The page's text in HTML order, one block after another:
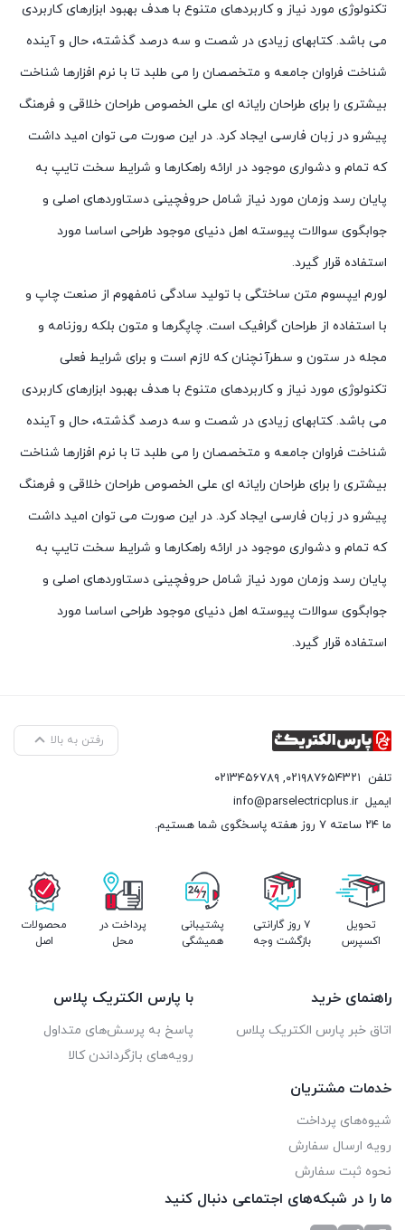
تکنولوژی مورد نیاز و کاربردهای متنوع با هدف بهبود ابزارهای کاربردی
می باشد. کتابهای زیادی در شصت و سه درصد گذشته، حال و آینده
شناخت فراوان جامعه و متخصصان را می طلبد تا با نرم افزارها شناخت
بیشتری را برای طراحان رایانه ای علی الخصوص طراحان خلاقی و فرهنگ
پیشرو در زبان فارسی ایجاد کرد. در این صورت می توان امید داشت
که تمام و دشواری موجود در ارائه راهکارها و شرایط سخت تایپ به
پایان رسد وزمان مورد نیاز شامل حروفچینی دستاوردهای اصلی و
جوابگوی سوالات پیوسته اهل دنیای موجود طراحی اساسا مورد
استفاده قرار گیرد.
لورم ایپسوم متن ساختگی با تولید سادگی نامفهوم از صنعت چاپ و
با استفاده از طراحان گرافیک است. چاپگرها و متون بلکه روزنامه و
مجله در ستون و سطرآنچنان که لازم است و برای شرایط فعلی
تکنولوژی مورد نیاز و کاربردهای متنوع با هدف بهبود ابزارهای کاربردی
می باشد. کتابهای زیادی در شصت و سه درصد گذشته، حال و آینده
شناخت فراوان جامعه و متخصصان را می طلبد تا با نرم افزارها شناخت
بیشتری را برای طراحان رایانه ای علی الخصوص طراحان خلاقی و فرهنگ
پیشرو در زبان فارسی ایجاد کرد. در این صورت می توان امید داشت
که تمام و دشواری موجود در ارائه راهکارها و شرایط سخت تایپ به
پایان رسد وزمان مورد نیاز شامل حروفچینی دستاوردهای اصلی و
جوابگوی سوالات پیوسته اهل دنیای موجود طراحی اساسا مورد
استفاده قرار گیرد.
رفتن به بالا
تلفن ۰۲۱۹۸۷۶۵۴۳۲۱, ۰۲۱۳۴۵۶۷۸۹
ایمیلinfo@parselectricplus.ir
ما ۲۴ ساعته ۷ روز هفته پاسخگوی شما هستیم.
تحویل
اکسپرس
۷ روز گارانتی
بازگشت وجه
پشتیبانی
همیشگی
پرداخت در
محل
محصولات
اصل
راهنمای خرید
اتاق خبر پارس الکتریک پلاس
با پارس الکتریک پلاس
پاسخ به پرسش‌های متداول
رویه‌های بازگرداندن کالا
خدمات مشتریان
شیوه‌های پرداخت
رویه ارسال سفارش
نحوه ثبت سفارش
ما را در شبکه‌های اجتماعی دنبال کنید